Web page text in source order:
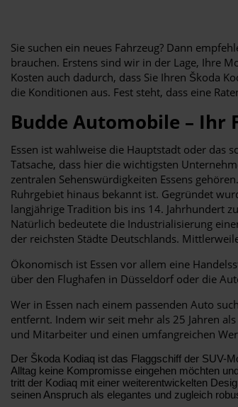
Sie suchen ein neues Fahrzeug? Dann
brauchen. Erstens sind wir in der Lage, Ihre
Kosten auch dadurch, dass Sie Ihren Škoda
die Konditionen aus. Fest steht, dass eine
Budde Automobile – Ihr
Essen ist wahlweise die Hauptstadt oder das
Tatsache, dass hier die wichtigsten
zentralen Sehenswürdigkeiten Essens
Ruhrgebiet hinaus bekannt ist. Gegründet
langjährige Tradition bis ins 14. Jahrhundert
Natürlich bedeutete die Industrialisierung
der reichsten Städte Deutschlands.
Ökonomisch ist Essen vor allem eine
über den Flughafen in Düsseldorf oder die
Wer in Essen nach einem passenden Auto
entfernt. Indem wir seit mehr als 25 Jahren
und Mitarbeiter und einen umfangreichen
Der Škoda Kodiaq ist das Flaggschiff der SUV-
Alltag keine Kompromisse eingehen möchten
tritt der Kodiaq mit einer weiterentwickelten
seinen Anspruch als elegantes und zugleich